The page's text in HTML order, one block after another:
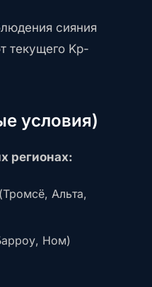
сияния
текущего Kp-
условия)
регионах:
Альта,
Ном)